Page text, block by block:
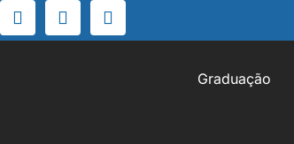
Graduação